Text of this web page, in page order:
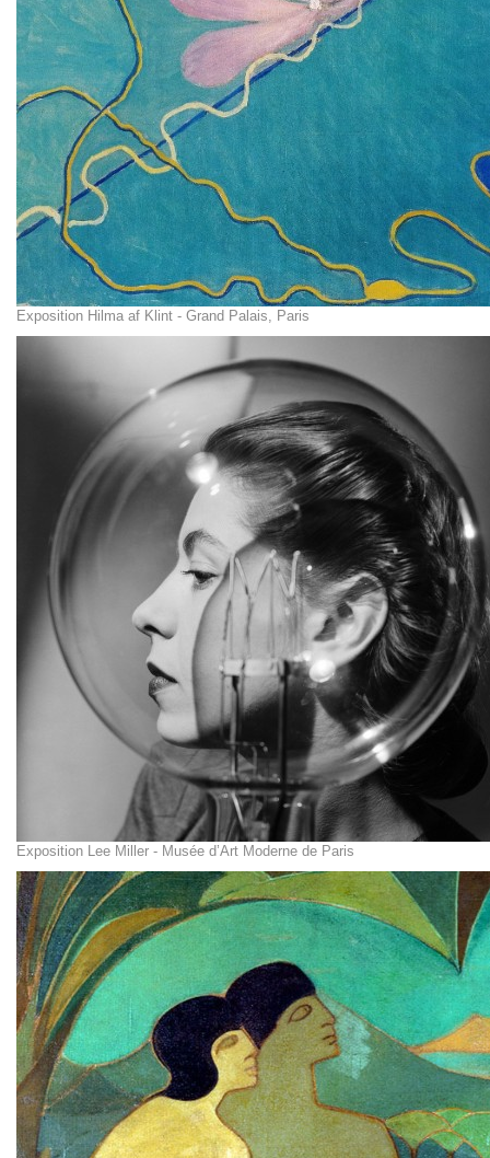
Exposition Hilma af Klint - Grand Palais, Paris
Exposition Lee Miller - Musée d’Art Moderne de Paris